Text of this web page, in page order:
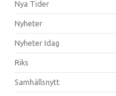
Nya Tider
Nyheter
Nyheter Idag
Riks
Samhällsnytt